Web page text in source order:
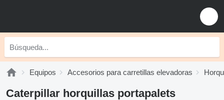
Equipos Accesorios para carretillas elevadoras
Caterpillar horquillas portapalets